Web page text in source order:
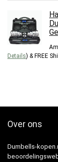
Details) & FREE
Over ons
Dumbells-